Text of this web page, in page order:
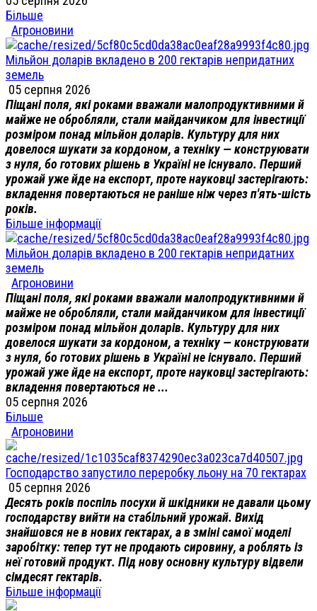
Більше
Агроновини
Мільйон доларів вкладено в 200 гектарів непридатних
земель
05 серпня 2026
Піщані поля, які роками вважали малопродуктивними й
майже не обробляли, стали майданчиком для інвестиції
розміром понад мільйон доларів. Культуру для них
довелося шукати за кордоном, а техніку — конструювати
з нуля, бо готових рішень в Україні не існувало. Перший
урожай уже йде на експорт, проте науковці застерігають:
вкладення повертаються не раніше ніж через п'ять-шість
років.
Більше інформації
Мільйон доларів вкладено в 200 гектарів непридатних
земель
Агроновини
Піщані поля, які роками вважали малопродуктивними й
майже не обробляли, стали майданчиком для інвестиції
розміром понад мільйон доларів. Культуру для них
довелося шукати за кордоном, а техніку — конструювати
з нуля, бо готових рішень в Україні не існувало. Перший
урожай уже йде на експорт, проте науковці застерігають:
вкладення повертаються не ...
05 серпня 2026
Більше
Агроновини
Господарство запустило переробку льону на 70 гектарах
05 серпня 2026
Десять років поспіль посухи й шкідники не давали цьому
господарству вийти на стабільний урожай. Вихід
знайшовся не в нових гектарах, а в зміні самої моделі
заробітку: тепер тут не продають сировину, а роблять із
неї готовий продукт. Під нову основну культуру відвели
сімдесят гектарів.
Більше інформації